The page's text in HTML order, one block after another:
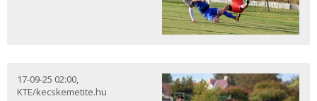
17-09-25 02:00,
KTE/kecskemetite.hu